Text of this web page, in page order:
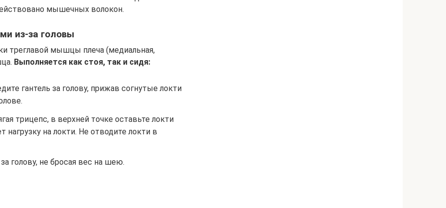
мышечных волокон.
из-за головы
треглавой мышцы плеча (медиальная,
Выполняется как стоя, так и сидя:
гантель за голову, прижав согнутые локти
трицепс, в верхней точке оставьте локти
нагрузку на локти. Не отводите локти в
голову, не бросая вес на шею.